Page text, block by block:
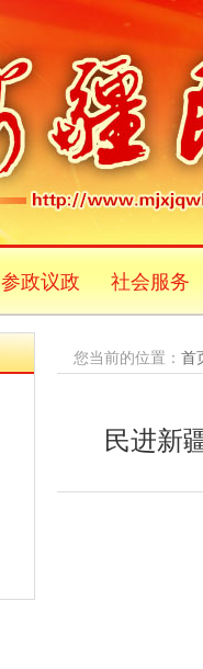
参政议政 社会服务
您当前的位置： 首
民进新